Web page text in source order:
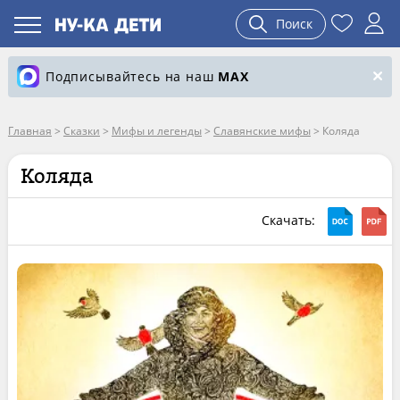
Поиск
Подписывайтесь на наш MAX
Главная > Сказки > Мифы и легенды > Славянские мифы > Коляда
Коляда
Скачать: